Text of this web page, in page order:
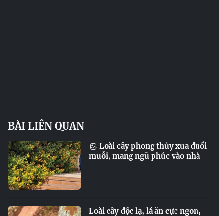
BÀI LIÊN QUAN
Loài cây phong thủy xua đuổi
muỗi, mang ngũ phúc vào nhà
Loài cây độc lạ, lá ăn cực ngon,